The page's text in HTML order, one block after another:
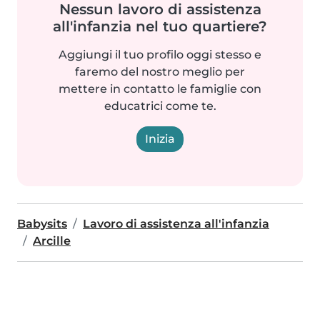
Nessun lavoro di assistenza
all'infanzia nel tuo quartiere?
Aggiungi il tuo profilo oggi stesso e
faremo del nostro meglio per
mettere in contatto le famiglie con
educatrici come te.
Inizia
Babysits
Lavoro di assistenza all'infanzia
Arcille